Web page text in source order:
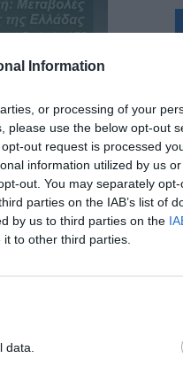
Information
or processing of your
please use the below opt-out
out request is processed
information utilized by us
out. You may separately
parties on the IAB’s list of
by us to third parties on the
to other third parties.
+
°